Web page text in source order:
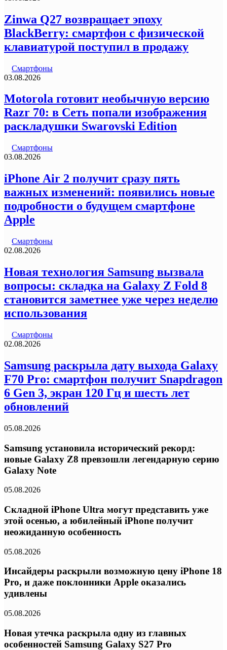
Zinwa Q27 возвращает эпоху
BlackBerry: смартфон с физической
клавиатурой поступил в продажу
Смартфоны
03.08.2026
Motorola готовит необычную версию
Razr 70: в Сеть попали изображения
раскладушки Swarovski Edition
Смартфоны
03.08.2026
iPhone Air 2 получит сразу пять
важных изменений: появились новые
подробности о будущем смартфоне
Apple
Смартфоны
02.08.2026
Новая технология Samsung вызвала
вопросы: складка на Galaxy Z Fold 8
становится заметнее уже через неделю
использования
Смартфоны
02.08.2026
Samsung раскрыла дату выхода Galaxy
F70 Pro: смартфон получит Snapdragon
6 Gen 3, экран 120 Гц и шесть лет
обновлений
05.08.2026
Samsung установила исторический рекорд:
новые Galaxy Z8 превзошли легендарную серию
Galaxy Note
05.08.2026
Складной iPhone Ultra могут представить уже
этой осенью, а юбилейный iPhone получит
неожиданную особенность
05.08.2026
Инсайдеры раскрыли возможную цену iPhone 18
Pro, и даже поклонники Apple оказались
удивлены
05.08.2026
Новая утечка раскрыла одну из главных
особенностей Samsung Galaxy S27 Pro